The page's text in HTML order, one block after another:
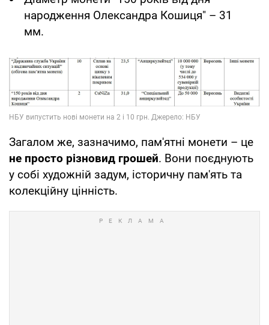
народження Олександра Кошиця" – 31
мм.
Загалом же, зазначимо, пам'ятні монети – це
не просто різновид грошей. Вони поєднують
у собі художній задум, історичну пам'ять та
колекційну цінність.